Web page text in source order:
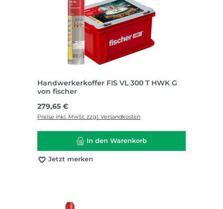
Handwerkerkoffer FIS VL 300 T HWK G
von fischer
Regulärer Preis:
279,65 €
Preise inkl. MwSt. zzgl. Versandkosten
In den Warenkorb
Jetzt merken